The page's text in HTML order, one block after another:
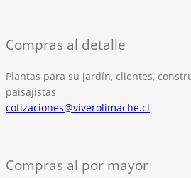
Compras al detalle
Plantas para su jardín, clientes,
paisajistas
cotizaciones@viverolimache.cl
Compras al por mayor